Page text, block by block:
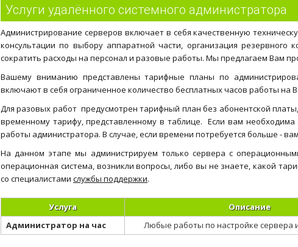
Услуги удалённого системного администратора
Администрирование серверов включает в себя качественную
консультации по выбору аппаратной части, организация
сократить расходы на персонал и разовые работы. Мы предлагаем Вам
Вашему вниманию представлены тарифные планы по
включают в себя ограниченное количество бесплатных часов работы на
Для разовых работ предусмотрен тарифный план без абонентской
временному тарифу, представленному в таблице. Если вам
работы администратора. В случае, если времени потребуется больше -
На данном этапе мы администрируем только сервера с
операционная система, возникли вопросы, либо вы не знаете, какой
со специалистами службы поддержки.
Услуга Описание
Администратор на час
Любые работы по настройке сервера